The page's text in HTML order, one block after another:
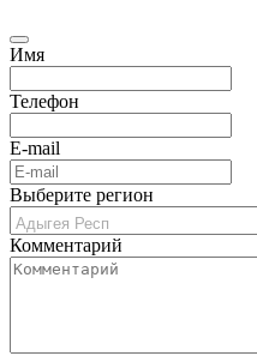
Имя
Телефон
E-mail
Выберите регион
Комментарий